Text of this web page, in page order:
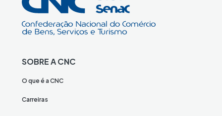
SOBRE A CNC
O que é a CNC
Carreiras